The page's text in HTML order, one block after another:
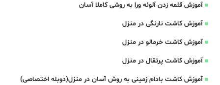
آموزش قلمه زدن آلوئه ورا به روشی کاملا آسان
آموزش کاشت نارنگی در منزل
آموزش کاشت خرمالو در منزل
آموزش کاشت پرتقال در منزل
آموزش کاشت بادام زمینی به روش آسان در منزل(دوبله اختصاصی)